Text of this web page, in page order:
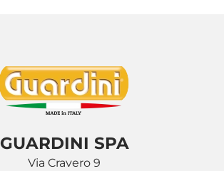
GUARDINI SPA
Via Cravero 9